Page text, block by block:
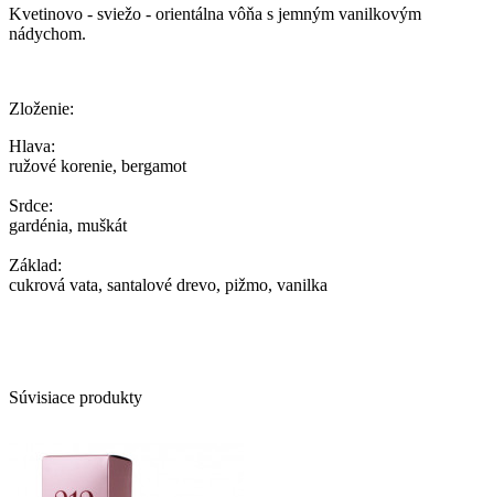
Kvetinovo - sviežo - orientálna vôňa s jemným vanilkovým
nádychom.
Zloženie:
Hlava:
ružové korenie, bergamot
Srdce:
gardénia, muškát
Základ:
cukrová vata, santalové drevo, pižmo, vanilka
Súvisiace produkty